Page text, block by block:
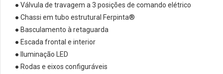
● Válvula de travagem a 3 posições de comando elétrico
● Chassi em tubo estrutural Ferpinta®
● Basculamento à retaguarda
● Escada frontal e interior
● Iluminação LED
● Rodas e eixos configuráveis